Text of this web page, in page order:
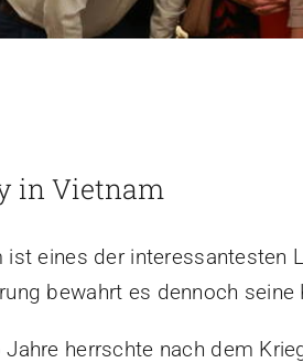
in Vietnam
ist eines der interessantesten
bewahrt es dennoch seine
Jahre herrschte nach dem